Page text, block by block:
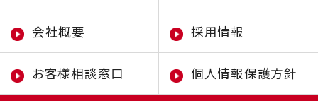
会社概要 採用情報
お客様相談窓口 個人情報保護方針